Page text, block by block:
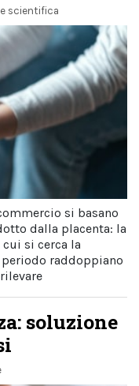
scientifica
si basano
dalla placenta: la
si cerca la
raddoppiano
soluzione